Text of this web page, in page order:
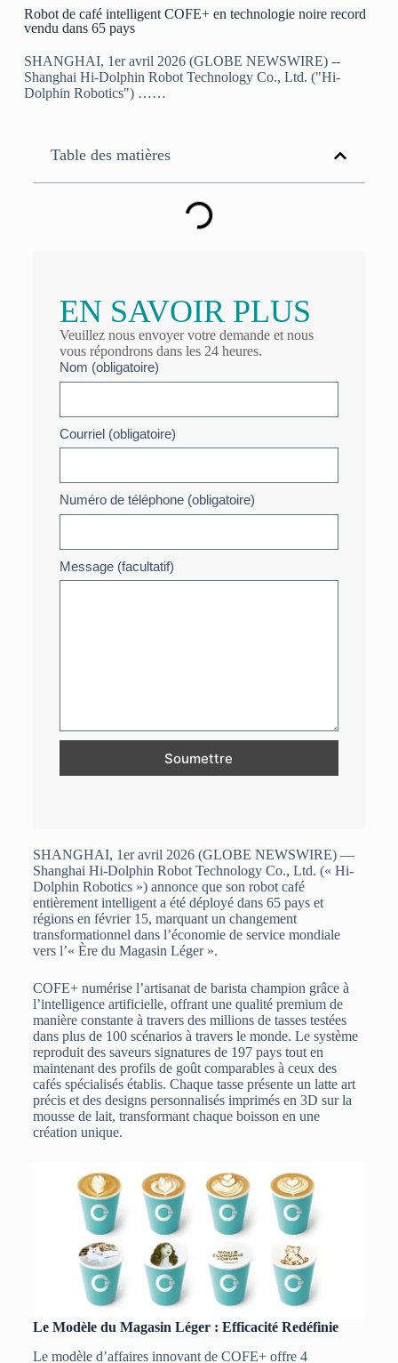
Robot de café intelligent COFE+ en technologie noire record
vendu dans 65 pays
SHANGHAI, 1er avril 2026 (GLOBE NEWSWIRE) --
Shanghai Hi-Dolphin Robot Technology Co., Ltd. ("Hi-
Dolphin Robotics") ……
Table des matières
EN SAVOIR PLUS
Veuillez nous envoyer votre demande et nous
vous répondrons dans les 24 heures.
Nom (obligatoire)
Courriel (obligatoire)
Numéro de téléphone (obligatoire)
Message (facultatif)
Soumettre
SHANGHAI, 1er avril 2026 (GLOBE NEWSWIRE) —
Shanghai Hi-Dolphin Robot Technology Co., Ltd. (« Hi-
Dolphin Robotics ») annonce que son robot café
entièrement intelligent a été déployé dans 65 pays et
régions en février 15, marquant un changement
transformationnel dans l’économie de service mondiale
vers l’« Ère du Magasin Léger ».
COFE+ numérise l’artisanat de barista champion grâce à
l’intelligence artificielle, offrant une qualité premium de
manière constante à travers des millions de tasses testées
dans plus de 100 scénarios à travers le monde. Le système
reproduit des saveurs signatures de 197 pays tout en
maintenant des profils de goût comparables à ceux des
cafés spécialisés établis. Chaque tasse présente un latte art
précis et des designs personnalisés imprimés en 3D sur la
mousse de lait, transformant chaque boisson en une
création unique.
Le Modèle du Magasin Léger : Efficacité Redéfinie
Le modèle d’affaires innovant de COFE+ offre 4